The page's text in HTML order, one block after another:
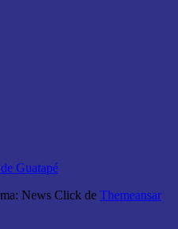
News Click de Themeansar